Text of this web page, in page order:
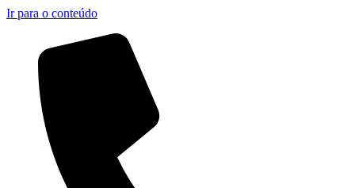
Ir para o conteúdo